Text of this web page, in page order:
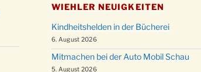
WIEHLER NEUIGKEITEN
Kindheitshelden in der Bücherei
6. August 2026
Mitmachen bei der Auto Mobil Schau
5. August 2026